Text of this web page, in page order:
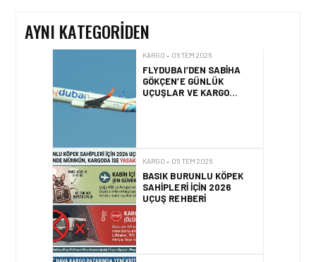
AYNI KATEGORIDEN
BASIK BURUNLU KÖPEK
SAHIPLERI IÇIN 2026
UÇUŞ REHBERI
BANGLADEŞ HAVA KARGO
PAZARINDA YENI KRITER